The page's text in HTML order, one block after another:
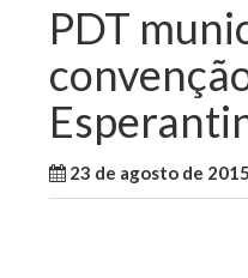
PDT
23 de agosto de 2015